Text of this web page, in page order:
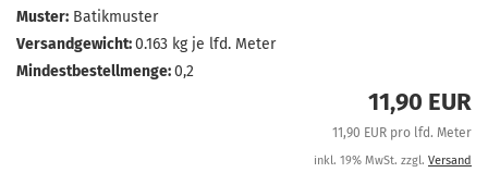
Muster: Batikmuster
Versandgewicht:0.163 kg je lfd. Meter
Mindestbestellmenge:0,2
11,90 EUR
11,90 EUR pro lfd. Meter
inkl. 19% MwSt. zzgl. Versand